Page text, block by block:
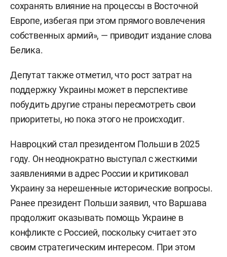
сохранять влияние на процессы в Восточной
Европе, избегая при этом прямого вовлечения
собственных армий», — приводит издание слова
Белика.
Депутат также отметил, что рост затрат на
поддержку Украины может в перспективе
побудить другие страны пересмотреть свои
приоритеты, но пока этого не происходит.
Навроцкий стал президентом Польши в 2025
году. Он неоднократно выступал с жесткими
заявлениями в адрес России и критиковал
Украину за нерешенные исторические вопросы.
Ранее президент Польши заявил, что Варшава
продолжит оказывать помощь Украине в
конфликте с Россией, поскольку считает это
своим стратегическим интересом. При этом